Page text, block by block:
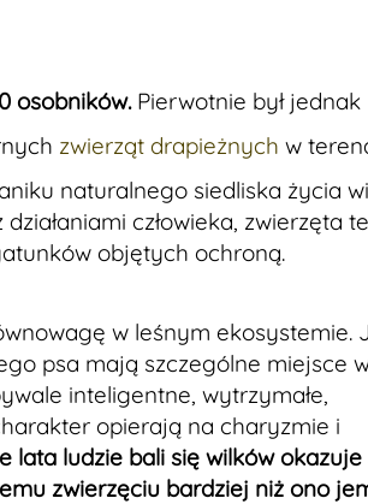
osobników.Pierwotnie był jednak
zwierząt drapieżnych w
naturalnego siedliska życia
człowieka, zwierzęta te
objętych ochroną.
w leśnym ekosystemie.
psa mają szczególne miejsce
inteligentne, wytrzymałe,
opierają na charyzmie i
lata ludzie bali się wilków okazuje
zwierzęciu bardziej niż ono